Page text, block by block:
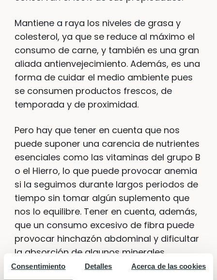
Consentimiento Detalles Acerca de las cookies
Mantiene a raya los niveles de grasa y
colesterol, ya que se reduce al máximo el
consumo de carne, y también es una gran
aliada antienvejecimiento. Además, es una
forma de cuidar el medio ambiente pues
se consumen productos frescos, de
temporada y de proximidad.
Pero hay que tener en cuenta que nos
puede suponer una carencia de nutrientes
esenciales como las vitaminas del grupo B
o el Hierro, lo que puede provocar anemia
si la seguimos durante largos periodos de
tiempo sin tomar algún suplemento que
nos lo equilibre. Tener en cuenta, además,
que un consumo excesivo de fibra puede
provocar hinchazón abdominal y dificultar
la absorción de algunos minerales.